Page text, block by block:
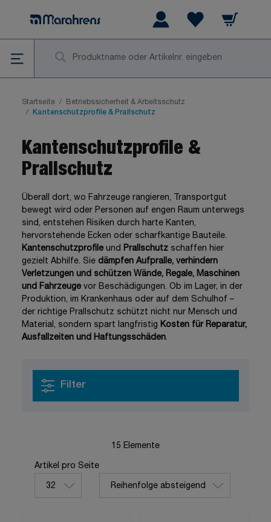
Warenkorb
Startseite /
Betriebssicherheit & Arbeitsschutz
/
Kantenschutzprofile & Prallschutz
Kantenschutzprofile &
Prallschutz
Überall dort, wo Fahrzeuge rangieren, Transportgut
bewegt wird oder Personen auf engen Raum unterwegs
sind, entstehen Risiken durch harte Kanten,
hervorstehende Ecken oder scharfkantige Bauteile.
Kantenschutzprofile und Prallschutz schaffen hier
gezielt Abhilfe. Sie dämpfen Aufpralle, verhindern
Verletzungen und schützen Wände, Regale, Maschinen
und Fahrzeuge vor Beschädigungen. Ob im Lager, in der
Produktion, im Krankenhaus oder auf dem Schulhof –
der richtige Prallschutz schützt nicht nur Mensch und
Material, sondern spart langfristig Kosten für Reparatur,
Ausfallzeiten und Haftungsschäden.
Filter
15 Elemente
Artikel pro Seite
pro Seite